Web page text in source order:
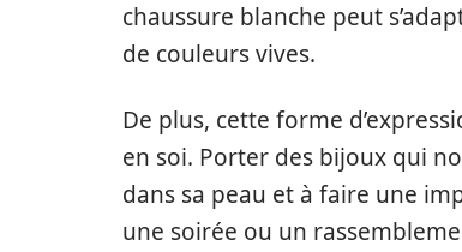
chaussure blanche peut
de couleurs vives.
De plus, cette forme
en soi. Porter des bijoux qui
dans sa peau et à faire une
une soirée ou un